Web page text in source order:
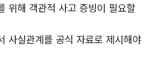
위해 객관적 사고 증빙이 필요할
사실관계를 공식 자료로 제시해야